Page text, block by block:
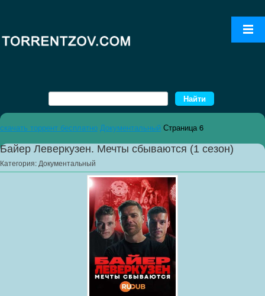
скачать торрент бесплатно Документальный Страница 6
Байер Леверкузен. Мечты сбываются (1 сезон)
Категория: Документальный